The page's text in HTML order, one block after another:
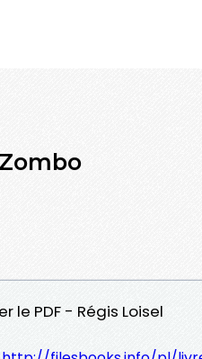
le PDF - Régis Loisel